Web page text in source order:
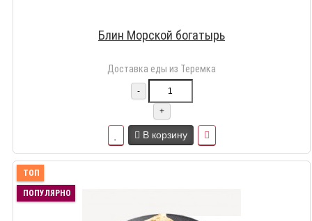
Блин Морской богатырь
Доставка еды из Теремка
-
+
В корзину
ТОП
ПОПУЛЯРНО